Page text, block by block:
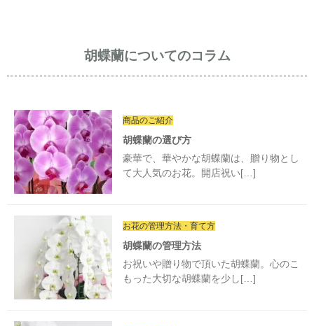
胡蝶蘭についてのコラム
商品のご紹介
胡蝶蘭の選び方
豪華で、華やかな胡蝶蘭は、贈り物とし
て大人気のお花。開店祝い[…]
お花の管理方法・育て方
胡蝶蘭の管理方法
お祝いや贈り物で頂いた胡蝶蘭。心のこ
もった大切な胡蝶蘭を少し[…]